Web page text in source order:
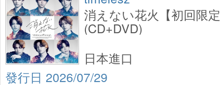
消えない花火【初回限
(CD+DVD)
2026/07/29
日本進口